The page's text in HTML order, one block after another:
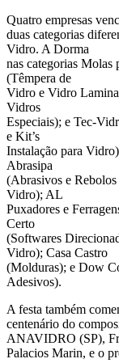
Quatro empresas
duas categorias
Vidro. A Dorma
nas categorias Molas
(Têmpera de
Vidro e Vidro
Vidros
Especiais); e Tec-
e Kit’s
Instalação para
Abrasipa
(Abrasivos e
Vidro); AL
Puxadores e
Certo
(Softwares
Vidro); Casa Castro
(Molduras); e Dow
Adesivos).
A festa também
centenário do
ANAVIDRO (SP),
Palacios Marin, e o